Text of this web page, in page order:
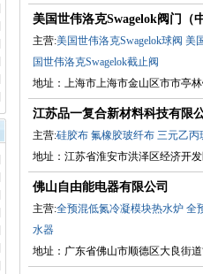
美国世伟洛克Swagelok阀门（
主营:美国世伟洛克Swagelok球阀 美
国世伟洛克Swagelok截止阀
地址：上海市上海市金山区市市亭
江苏品一复合新材料科技有限
主营:硅胶布 氟橡胶玻纤布 三元乙丙
地址：江苏省淮安市洪泽区经济开
佛山自由能电器有限公司
主营:全预混低氮冷凝模块热水炉 全
水器
地址：广东省佛山市顺德区大良街